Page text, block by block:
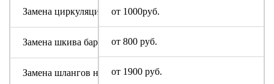
от 1000руб.
от 800 руб.
от 1900 руб.
Замена циркуляционного насоса
Замена шкива барабана
Замена шлангов налива и слива воды